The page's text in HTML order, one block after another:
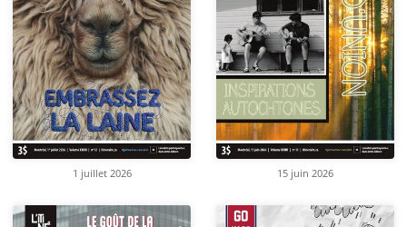
1 juillet 2026 15 juin 2026